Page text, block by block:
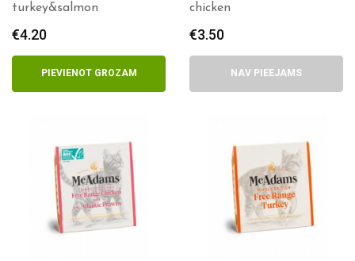
turkey&salmon
€4.20
PIEVIENOT GROZAM
chicken
€3.50
NAV PIEEJAMS